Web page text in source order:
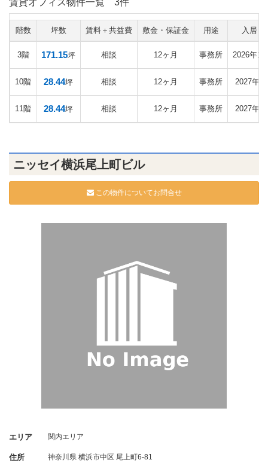
賃貸オフィス物件一覧 3件
階数 坪数 賃料＋共益費 敷金・保証金 用途 入居日
3階 171.15坪 相談 12ヶ月 事務所 2026年11
10階 28.44坪 相談 12ヶ月 事務所 2027年1
11階 28.44坪 相談 12ヶ月 事務所 2027年1
ニッセイ横浜尾上町ビル
この物件についてお問合せ
エリア 関内エリア
住所 神奈川県 横浜市中区 尾上町6-81